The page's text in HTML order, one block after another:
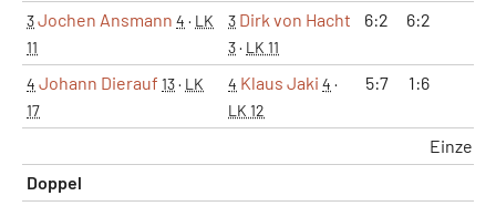
3Jochen Ansmann 4 · LK
11
3 Dirk von Hacht
3· LK 11
6:2 6:2
4 Johann Dierauf 13· LK
17
4 Klaus Jaki 4 ·
LK 12
5:7 1:6
Einzel
Doppel